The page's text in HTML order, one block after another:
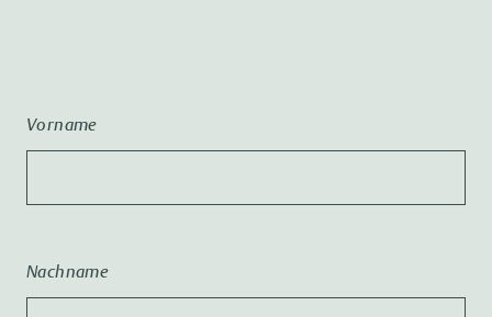
Vorname
Nachname